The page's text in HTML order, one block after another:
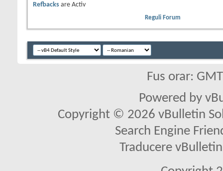
Refbacks are Activ
Reguli Forum
Fus orar:
Powered by
Copyright © 2026 vBulletin
Search Engine
Traducere